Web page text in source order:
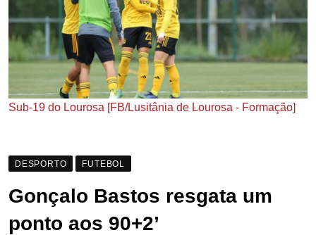
Sub-19 do Lourosa [FB/Lusitânia de Lourosa - Formação]
DESPORTO FUTEBOL
Gonçalo Bastos resgata um
ponto aos 90+2’